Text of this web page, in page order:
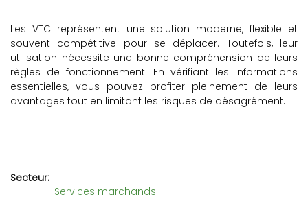
Les VTC représentent une solution moderne, flexible et
souvent compétitive pour se déplacer. Toutefois, leur
utilisation nécessite une bonne compréhension de leurs
règles de fonctionnement. En vérifiant les informations
essentielles, vous pouvez profiter pleinement de leurs
avantages tout en limitant les risques de désagrément.
Secteur
Services marchands